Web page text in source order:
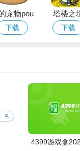
宠物pou
1.4.131金
下载
塔楼之
下载
4399游戏盒